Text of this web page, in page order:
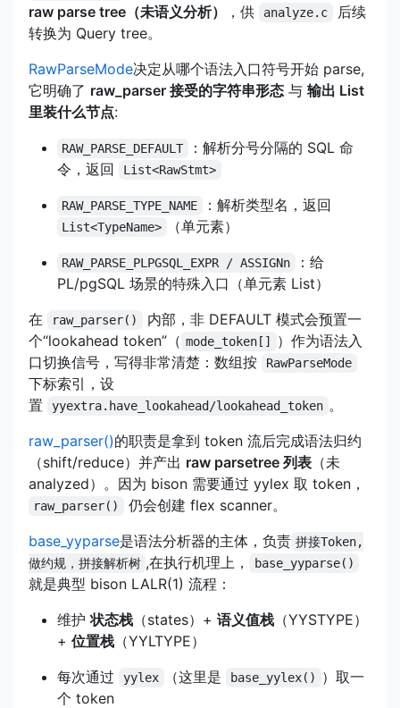
raw parse tree（未语义分析）
，供 analyze.c
后续
转换为 Query tree。
RawParseMode决定从哪个语法入口符号开始 parse,
它明确了 raw_parser 接受的字符串形态 与 输出 List
里装什么节点:
RAW_PARSE_DEFAULT
：解析分号分隔的 SQL 命
令，返回
List<RawStmt>
RAW_PARSE_TYPE_NAME ：解析类型名，返回
List<TypeName> （单元素）
RAW_PARSE_PLPGSQL_EXPR / ASSIGNn
：给
PL/pgSQL 场景的特殊入口（单元素 List）
在
raw_parser()
内部，非 DEFAULT 模式会预置一
个“lookahead token”（ mode_token[]
）作为语法入
口切换信号，写得非常清楚：数组按
RawParseMode
下标索引，设
置
yyextra.have_lookahead/lookahead_token 。
raw_parser()的职责是拿到 token 流后完成语法归约
（shift/reduce）并产出 raw parsetree 列表 （未
analyzed）。因为 bison 需要通过 yylex 取 token，
raw_parser()
仍会创建 flex scanner。
base_yyparse是语法分析器的主体，负责 拼接Token,
做约规，拼接解析树 ,在执行机理上， base_yyparse()
就是典型 bison LALR(1) 流程：
维护状态栈 （states）+ 语义值栈 （YYSTYPE）
+ 位置栈 （YYLTYPE）
每次通过
yylex （这里是 base_yylex()
）取一
个 token